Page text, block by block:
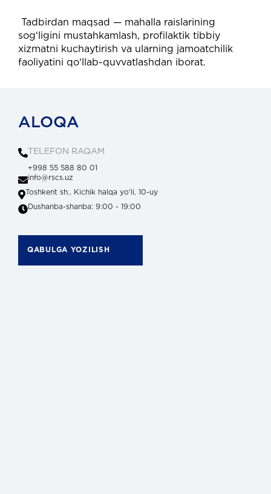
Tadbirdan maqsad — mahalla raislarining
sog‘ligini mustahkamlash, profilaktik tibbiy
xizmatni kuchaytirish va ularning jamoatchilik
faoliyatini qo‘llab-quvvatlashdan iborat.
ALOQA
TELEFON RAQAM
+998 55 588 80 01
info@rscs.uz
Toshkent sh., Kichik halqa yoʻli, 10-uy
Dushanba-shanba: 9:00 - 19:00
QABULGA YOZILISH